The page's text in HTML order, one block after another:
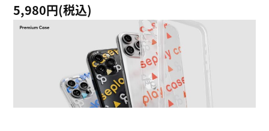
5,980円(税込)